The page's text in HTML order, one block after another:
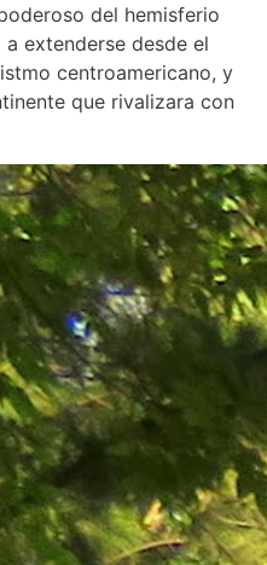
del hemisferio
extenderse desde el
centroamericano, y
que rivalizara con